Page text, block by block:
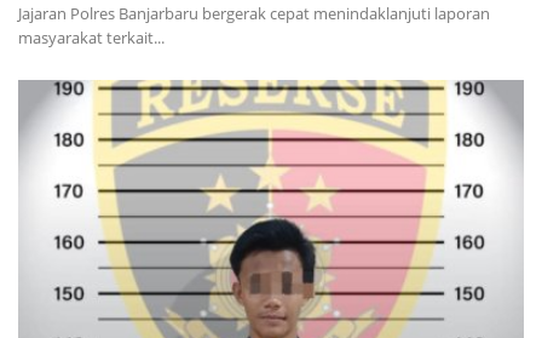
WISATA
KULINER
TO CHANEL
Jajaran Polres Banjarbaru bergerak cepat menindaklanjuti laporan
masyarakat terkait...